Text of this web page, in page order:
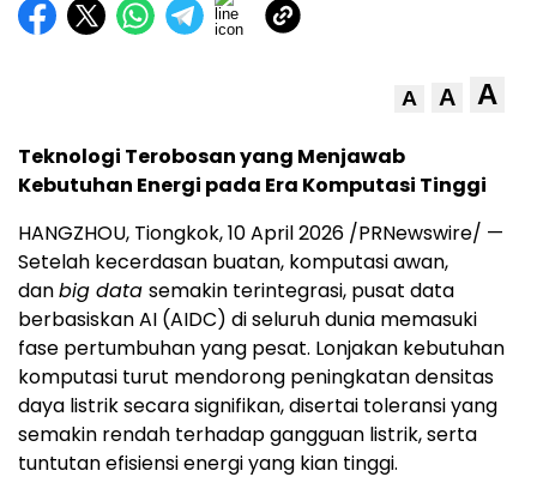
A A A
Teknologi Terobosan yang Menjawab
Kebutuhan Energi pada Era Komputasi Tinggi
HANGZHOU, Tiongkok,10 April 2026 /PRNewswire/ —
Setelah kecerdasan buatan, komputasi awan,
danbig data semakin terintegrasi, pusat data
berbasiskan AI (AIDC) di seluruh dunia memasuki
fase pertumbuhan yang pesat. Lonjakan kebutuhan
komputasi turut mendorong peningkatan densitas
daya listrik secara signifikan, disertai toleransi yang
semakin rendah terhadap gangguan listrik, serta
tuntutan efisiensi energi yang kian tinggi.